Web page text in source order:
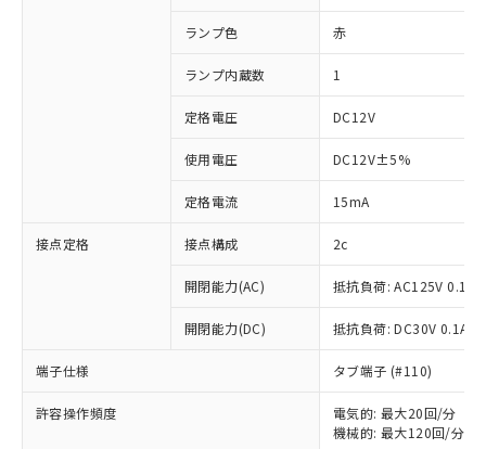
ランプ色 赤
ランプ内蔵数 1
定格電圧 DC12V
使用電圧 DC12V±5%
定格電流 15mA
接点定格 接点構成 2c
開閉能力(AC) 抵抗負荷: AC125V 0.1A
開閉能力(DC) 抵抗負荷: DC30V 0.1A
端子仕様 タブ端子 (#110)
許容操作頻度
電気的: 最大20回/分
機械的: 最大120回/分